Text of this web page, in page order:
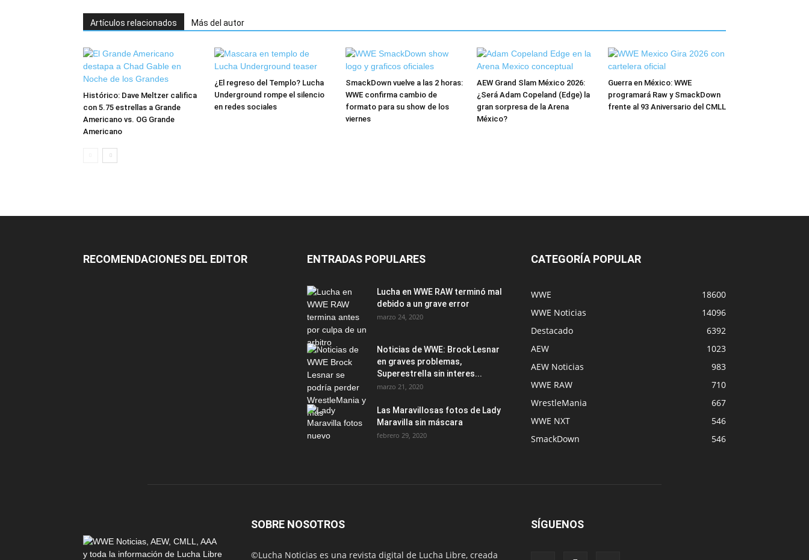
Artículos relacionados Más del autor
Histórico: Dave Meltzer califica
con 5.75 estrellas a Grande
Americano vs. OG Grande
Americano
¿El regreso del Templo? Lucha
Underground rompe el silencio
en redes sociales
SmackDown vuelve a las 2 horas:
WWE confirma cambio de
formato para su show de los
viernes
AEW Grand Slam México 2026:
¿Será Adam Copeland (Edge) la
gran sorpresa de la Arena
México?
Guerra en México: WWE
programará Raw y SmackDown
frente al 93 Aniversario del CMLL
RECOMENDACIONES DEL EDITOR ENTRADAS POPULARES
Lucha en WWE RAW terminó mal
debido a un grave error
marzo 24, 2020
Noticias de WWE: Brock Lesnar
en graves problemas,
Superestrella sin interes...
marzo 21, 2020
Las Maravillosas fotos de Lady
Maravilla sin máscara
febrero 29, 2020
CATEGORÍA POPULAR
WWE
18600
WWE Noticias
14096
Destacado
6392
AEW
1023
AEW Noticias
983
WWE RAW
710
WrestleMania
667
WWE NXT
546
SmackDown
546
SOBRE NOSOTROS
©Lucha Noticias es una revista digital de Lucha Libre, creada
SÍGUENOS